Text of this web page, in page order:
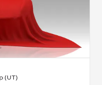
is elektrisch rijden.
een proefrit!
(UT)